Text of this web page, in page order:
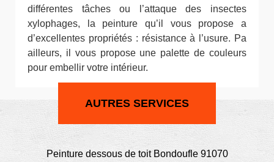
différentes tâches ou l’attaque des insectes
xylophages, la peinture qu’il vous propose a
d’excellentes propriétés : résistance à l’usure. Pa
ailleurs, il vous propose une palette de couleurs
pour embellir votre intérieur.
AUTRES SERVICES
Peinture dessous de toit Bondoufle 91070